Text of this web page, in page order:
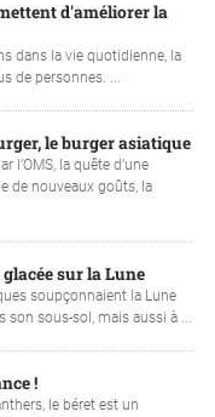
d'améliorer la
dans la vie quotidienne, la
de personnes. ...
le burger asiatique
l’OMS, la quête d’une
de nouveaux goûts, la
sur la Lune
soupçonnaient la Lune
son sous-sol, mais aussi à ...
!
le béret est un